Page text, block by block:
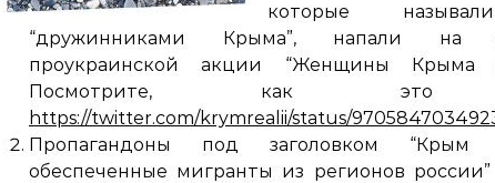
которые
“дружинниками Крыма”, напали на
проукраинской акции “Женщины Крыма
Посмотрите, как это
https://twitter.com/krymrealii/status/
Пропагандоны под заголовком “Крым
обеспеченные мигранты из регионов россии”